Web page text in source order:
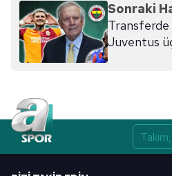
Sonraki
Transferde
Juventus